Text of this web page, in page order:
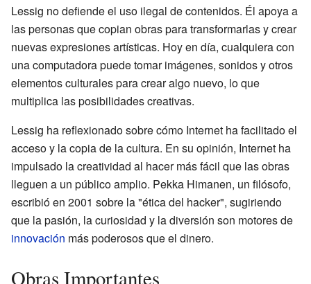
Lessig no defiende el uso ilegal de contenidos. Él apoya a
las personas que copian obras para transformarlas y crear
nuevas expresiones artísticas. Hoy en día, cualquiera con
una computadora puede tomar imágenes, sonidos y otros
elementos culturales para crear algo nuevo, lo que
multiplica las posibilidades creativas.
Lessig ha reflexionado sobre cómo Internet ha facilitado el
acceso y la copia de la cultura. En su opinión, Internet ha
impulsado la creatividad al hacer más fácil que las obras
lleguen a un público amplio. Pekka Himanen, un filósofo,
escribió en 2001 sobre la "ética del hacker", sugiriendo
que la pasión, la curiosidad y la diversión son motores de
innovación más poderosos que el dinero.
Obras Importantes